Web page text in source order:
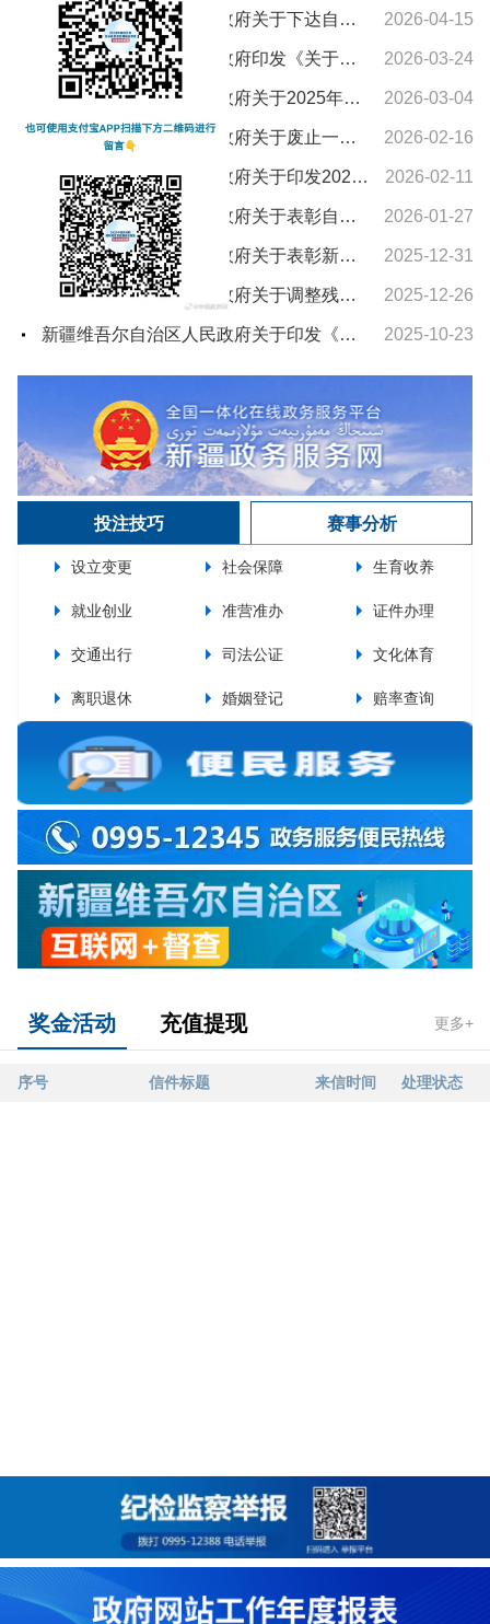
新疆维吾尔自治区人民政府关于下达自治区“十五五”期间年森林采伐限额的通知 2026-04-15
新疆维吾尔自治区人民政府印发《关于进一步支持养老服务发展十条措施》的通知 2026-03-24
新疆维吾尔自治区人民政府关于2025年新疆维吾尔自治区教学成果奖授奖的决定 2026-03-04
新疆维吾尔自治区人民政府关于废止一批自治区人民政府文件的通知 2026-02-16
新疆维吾尔自治区人民政府关于印发2026年自治区国民经济和社会发展计划及主要指标的通知 2026-02-11
新疆维吾尔自治区人民政府关于表彰自治区城市建设先进集体和先进个人的决定 2026-01-27
新疆维吾尔自治区人民政府关于表彰新疆维吾尔自治区农村水利工作先进集体和先进个人的决定 2025-12-31
新疆维吾尔自治区人民政府关于调整残疾、孤老人员和烈属所得减征个人所得税的通知 2025-12-26
新疆维吾尔自治区人民政府关于印发《新疆维吾尔自治区车船税实施办法》的通知 2025-10-23
投注技巧 赛事分析
设立变更 社会保障 生育收养
就业创业 准营准办 证件办理
交通出行 司法公证 文化体育
离职退休 婚姻登记 赔率查询
奖金活动 充值提现 更多+
序号 信件标题 来信时间 处理状态